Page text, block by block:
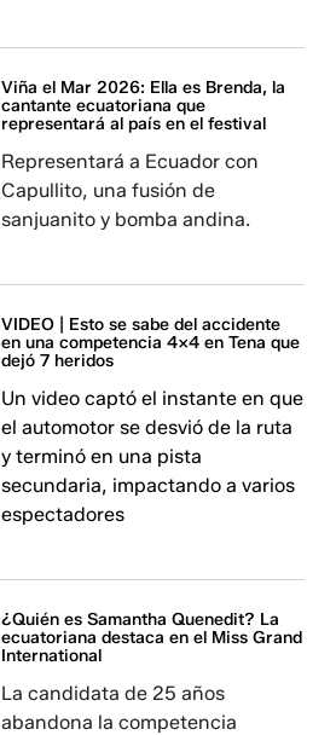
Viña el Mar 2026: Ella es Brenda, la
cantante ecuatoriana que
representará al país en el festival
Representará a Ecuador con
Capullito, una fusión de
sanjuanito y bomba andina.
VIDEO | Esto se sabe del accidente
en una competencia 4x4 en Tena que
dejó 7 heridos
Un video captó el instante en que
el automotor se desvió de la ruta
y terminó en una pista
secundaria, impactando a varios
espectadores
¿Quién es Samantha Quenedit? La
ecuatoriana destaca en el Miss Grand
International
La candidata de 25 años
abandona la competencia